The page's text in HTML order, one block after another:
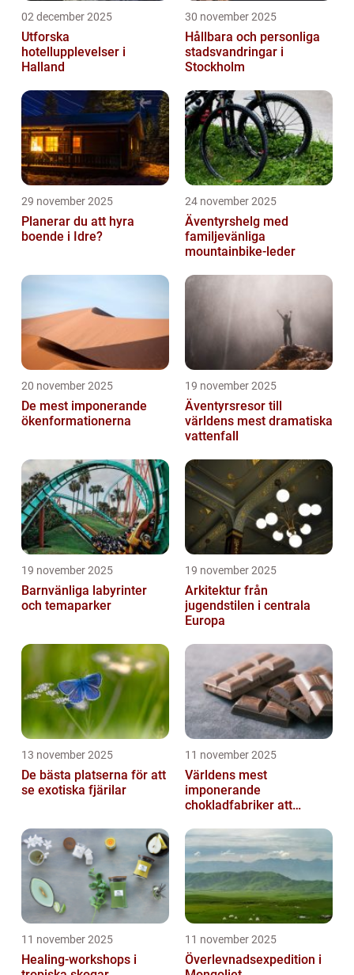
02 december 2025
Utforska
hotellupplevelser i
Halland
30 november 2025
Hållbara och personliga
stadsvandringar i
Stockholm
29 november 2025
Planerar du att hyra
boende i Idre?
24 november 2025
Äventyrshelg med
familjevänliga
mountainbike-leder
20 november 2025
De mest imponerande
ökenformationerna
19 november 2025
Äventyrsresor till
världens mest dramatiska
vattenfall
19 november 2025
Barnvänliga labyrinter
och temaparker
19 november 2025
Arkitektur från
jugendstilen i centrala
Europa
13 november 2025
De bästa platserna för att
se exotiska fjärilar
11 november 2025
Världens mest
imponerande
chokladfabriker att
11 november 2025
Healing-workshops i
11 november 2025
Överlevnadsexpedition i